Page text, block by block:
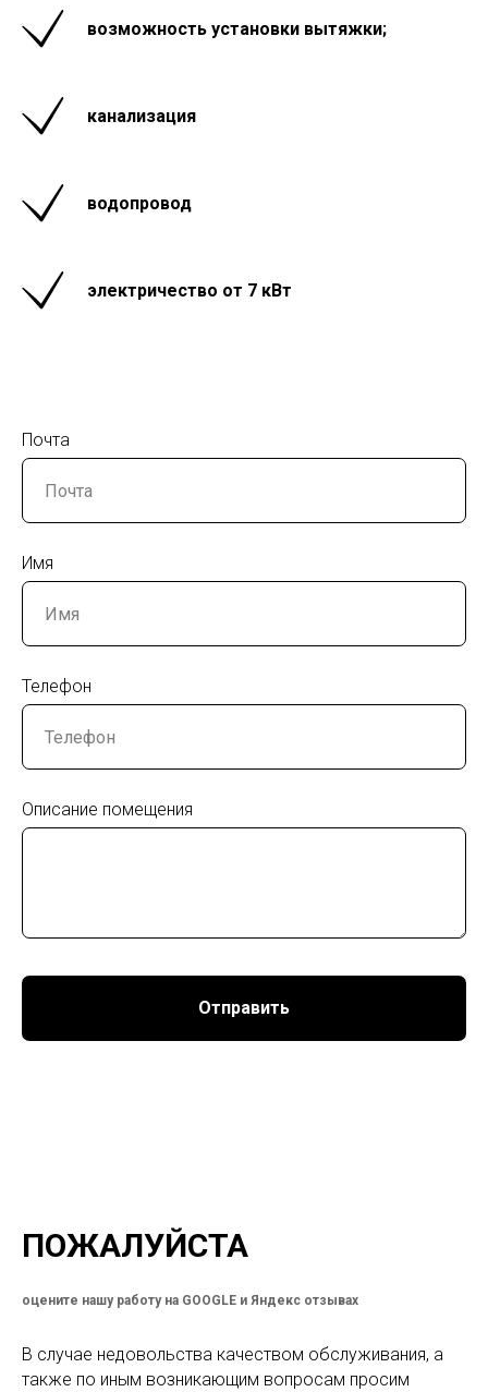
возможность установки вытяжки;
канализация
водопровод
электричество от 7 кВт
Почта
Имя
Телефон
Описание помещения
Отправить
ПОЖАЛУЙСТА
оцените нашу работу на GOOGLE и Яндекс отзывах
В случае недовольства качеством обслуживания, а
также по иным возникающим вопросам просим